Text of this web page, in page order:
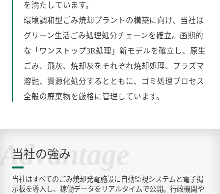
を満たしています。
環境調和型ごみ焼却プラントの構築に向け、当社は
グリーン生活ごみ処理処分チェーンを確立。画期的
な「ワンストップ3R処理」新モデルを確立し、原生
ごみ、飛灰、焼却灰をそれぞれ焼却処理、プラズマ
溶融、資源化処分するとともに、ゴミ処理プロセス
全般の廃棄物を厳格に管理しています。
当社の強み
Advantage
当社はすべてのごみ焼却発電施設に自動監視システムと電子掲
示板を導入し、稼働データをリアルタイムで公開。行政機関や